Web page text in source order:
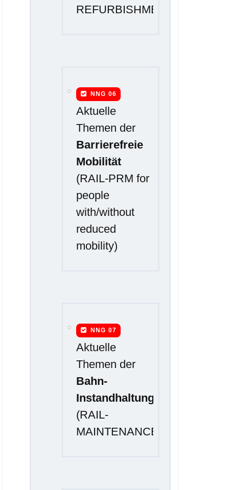
REFURBISHMENT)
NNG 06
Aktuelle
Themen der
Barrierefreie
Mobilität
(RAIL-PRM for
people
with/without
reduced
mobility)
NNG 07
Aktuelle
Themen der
Bahn-
Instandhaltung
(RAIL-
MAINTENANCE)